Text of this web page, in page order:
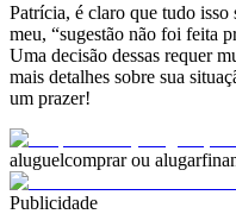
Patrícia, é claro que tudo
meu, “sugestão não foi feita
Uma decisão dessas requer
mais detalhes sobre sua
um prazer!
aluguelcomprar ou alugar
Publicidade